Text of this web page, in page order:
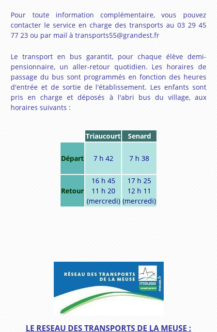
Pour toute information complémentaire, vous pouvez
contacter le service en charge des transports au 03 29 45
77 23 ou par mail àtransports55@grandest.fr
Le transport en bus garantit, pour chaque élève demi-
pensionnaire, un aller-retour quotidien. Les horaires de
passage du bus sont programmés en fonction des heures
d'entrée et de sortie de l'établissement. Les enfants sont
pris en charge et déposés à l'abri bus du village, aux
horaires suivants :
Triaucourt Senard
Départ 7 h 42 7 h 38
Retour
16 h 45
11 h 20
(mercredi)
17 h 25
12 h 11
(mercredi)
LE RESEAU DES TRANSPORTS DE LA MEUSE :